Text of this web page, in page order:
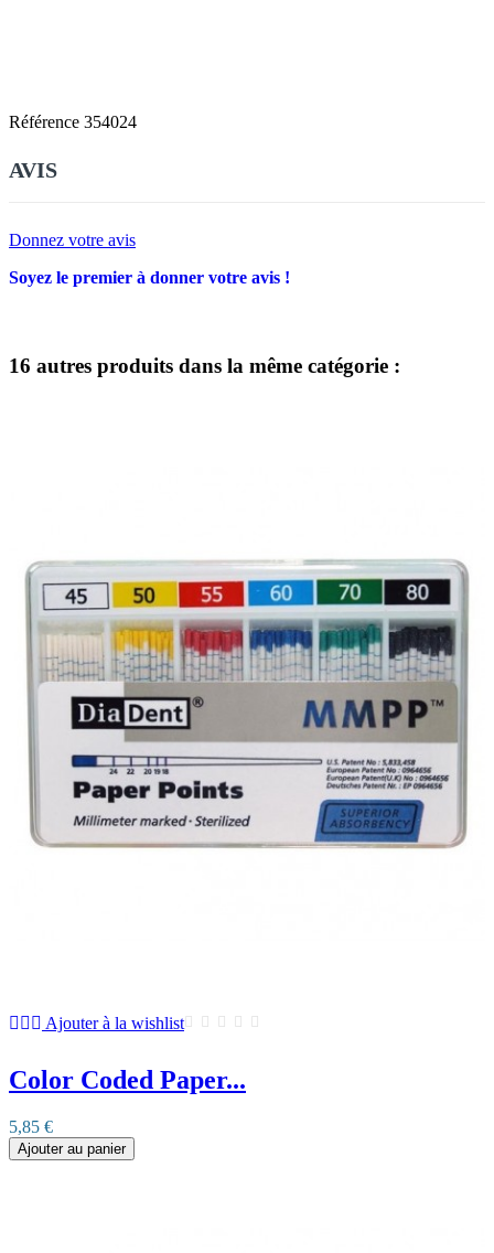
Référence 354024
AVIS
Donnez votre avis
Soyez le premier à donner votre avis !
16 autres produits dans la même catégorie :
Ajouter à la wishlist
Color Coded Paper...
5,85 €
Ajouter au panier